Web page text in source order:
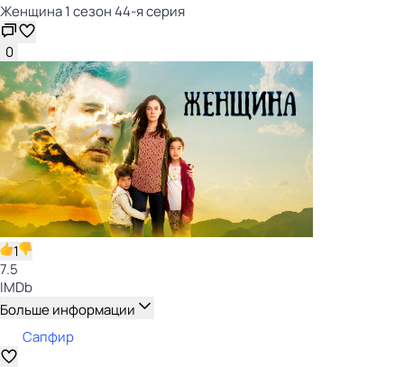
Женщина 1 сезон 44-я серия
0
1
7.5
IMDb
Больше информации
Сапфир